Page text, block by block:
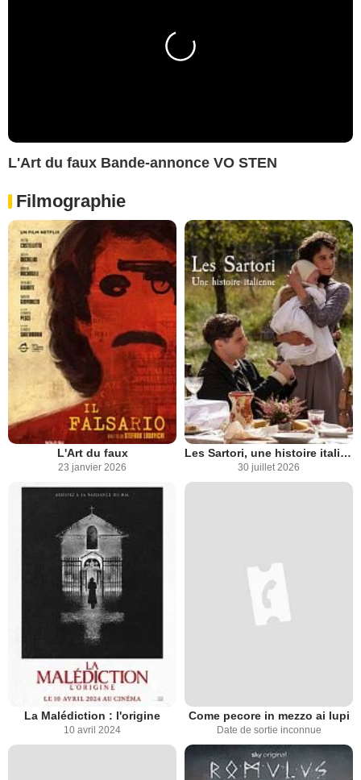
L'Art du faux Bande-annonce VO STEN
Filmographie
L'Art du faux
23 janvier 2026
Les Sartori, une histoire italienne
30 juillet 2026
La Malédiction : l'origine
10 avril 2024
Come pecore in mezzo ai lupi
Date de sortie inconnue